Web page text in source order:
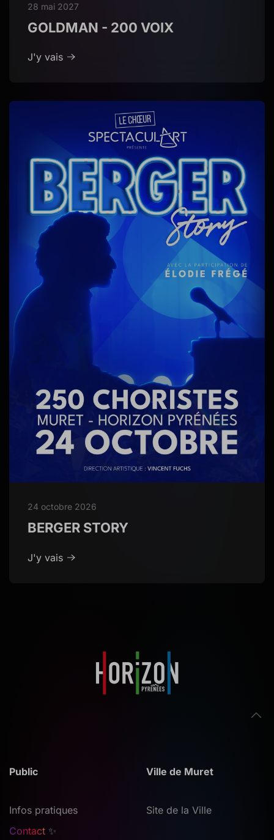
28 mai 2027
GOLDMAN - 200 VOIX
J'y vais
24 octobre 2026
BERGER STORY
J'y vais
Public
Infos pratiques
Contact ✨
Ville de Muret
Site de la Ville